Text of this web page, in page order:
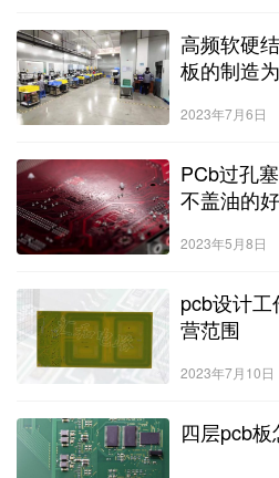
高频软硬
板的制造
2023年7月6日
PCb过孔
不盖油的
2023年5月8日
pcb设计
营范围
2023年7月10日
四层pcb